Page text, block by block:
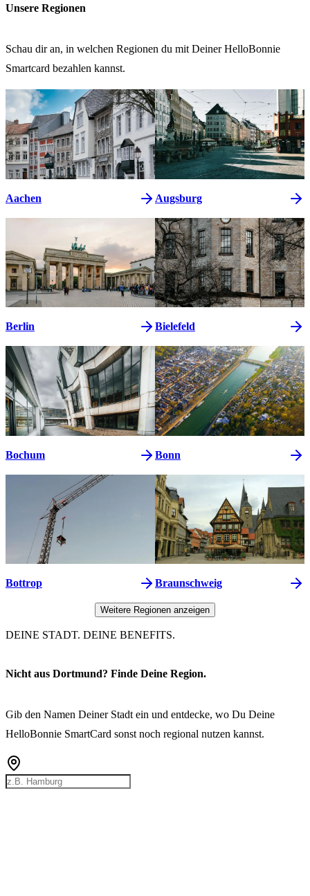
Unsere Regionen
Schau dir an, in welchen Regionen du mit Deiner HelloBonnie
Smartcard bezahlen kannst.
Aachen Augsburg
Berlin Bielefeld
Bochum Bonn
Bottrop Braunschweig
Weitere Regionen anzeigen
DEINE STADT. DEINE BENEFITS.
Nicht aus Dortmund? Finde Deine Region.
Gib den Namen Deiner Stadt ein und entdecke, wo Du Deine
HelloBonnie SmartCard sonst noch regional nutzen kannst.